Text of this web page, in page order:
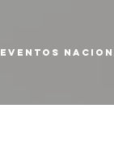
EVENTOS